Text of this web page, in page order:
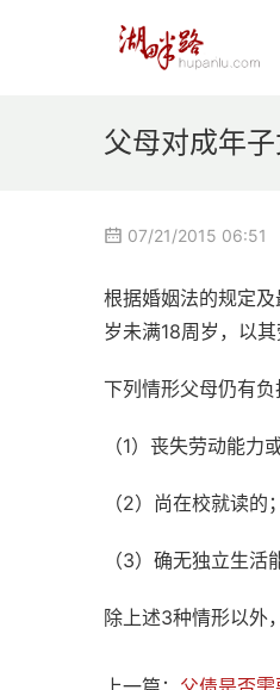
父母对成年子
07/21/2015 06:51
根据婚姻法的规定
岁未满18周岁，以
下列情形父母仍有
（1）丧失劳动能力
（2）尚在校就读的；
（3）确无独立生活
除上述3种情形以外